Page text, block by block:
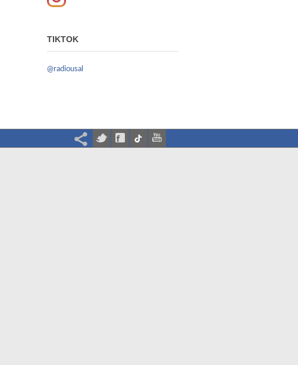
TIKTOK
@radiousal